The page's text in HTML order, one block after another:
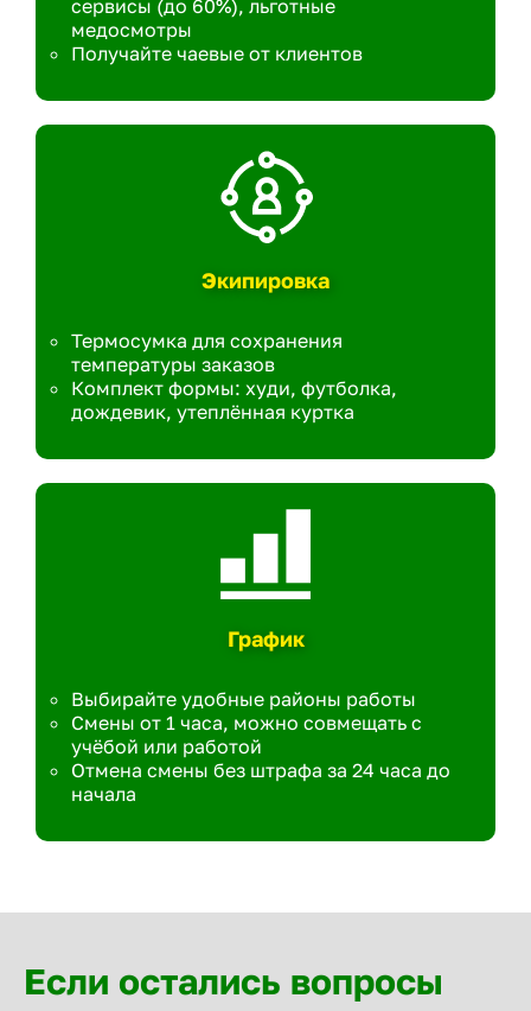
сервисы (до 60%), льготные
медосмотры
Получайте чаевые от клиентов
Экипировка
Термосумка для сохранения
температуры заказов
Комплект формы: худи, футболка,
дождевик, утеплённая куртка
График
Выбирайте удобные районы работы
Смены от 1 часа, можно совмещать с
учёбой или работой
Отмена смены без штрафа за 24 часа до
начала
Если остались вопросы